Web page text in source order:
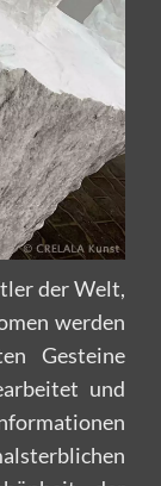
der Welt,
werden
Gesteine
und